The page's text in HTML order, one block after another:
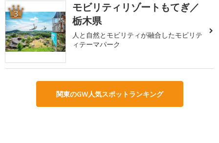
3
モビリティリゾートもてぎ／
栃木県
人と自然とモビリティが融合したモビリテ
ィテーマパーク
関東のGW人気スポットランキング